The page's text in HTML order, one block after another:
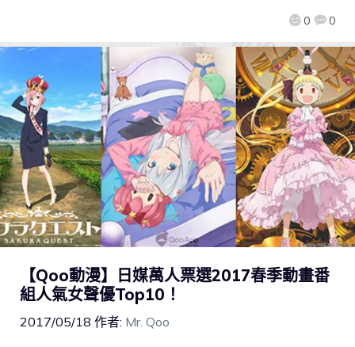
0 0
【Qoo動漫】日媒萬人票選2017春季動畫番
組人氣女聲優Top10！
2017/05/18 作者: Mr. Qoo